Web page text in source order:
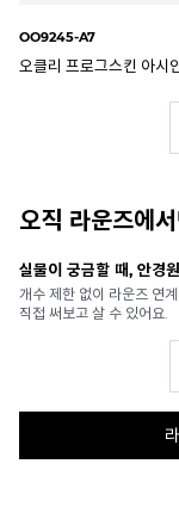
OO9245-61
오직 라운즈에
안경 렌즈 맞춤까지 한
가까운 안경원으로 배송받
렌즈 맞춤부터 피팅까지 편